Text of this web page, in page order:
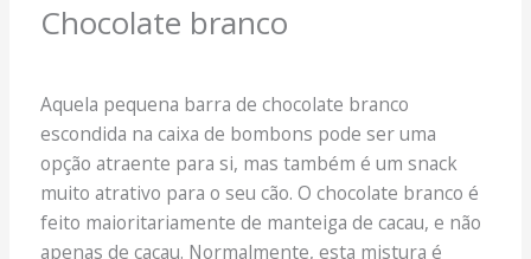
Chocolate branco
Aquela pequena barra de chocolate branco
escondida na caixa de bombons pode ser uma
opção atraente para si, mas também é um snack
muito atrativo para o seu cão. O chocolate branco é
feito maioritariamente de manteiga de cacau, e não
apenas de cacau. Normalmente, esta mistura é